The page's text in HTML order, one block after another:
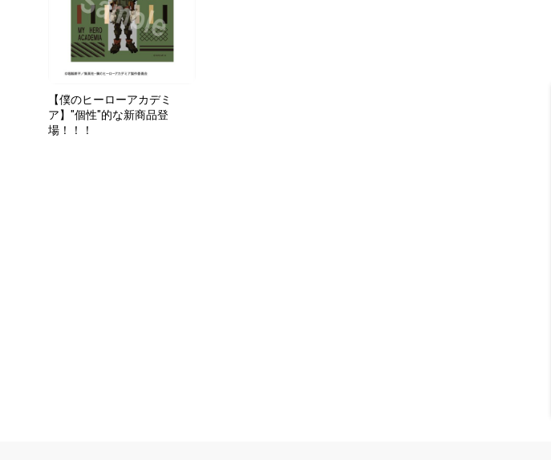
【僕のヒーローアカデミ
ア】"個性"的な新商品登
場！！！